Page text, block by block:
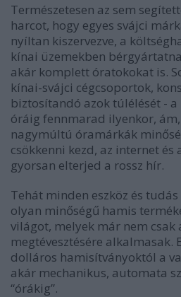
Természetesen az sem
harcot, hogy egyes svájci
nyíltan kiszervezve, a
kínai üzemekben
akár komplett óratokokat is.
kínai-svájci cégcsoportok,
biztosítandó azok túlélését -
óráig fennmarad ilyenkor,
nagymúltú óramárkák
csökkenni kezd, az internet
gyorsan elterjed a rossz hír.
Tehát minden eszköz és
olyan minőségű hamis
világot, melyek már nem csak
megtévesztésére
dolláros hamisítványoktól a
akár mechanikus, automata
“órákig”.